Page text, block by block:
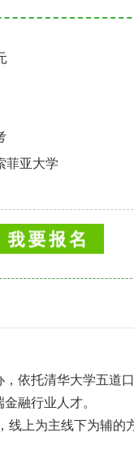
菲亚大学
依托清华大学五道
融行业人才。
线上为主线下为辅的